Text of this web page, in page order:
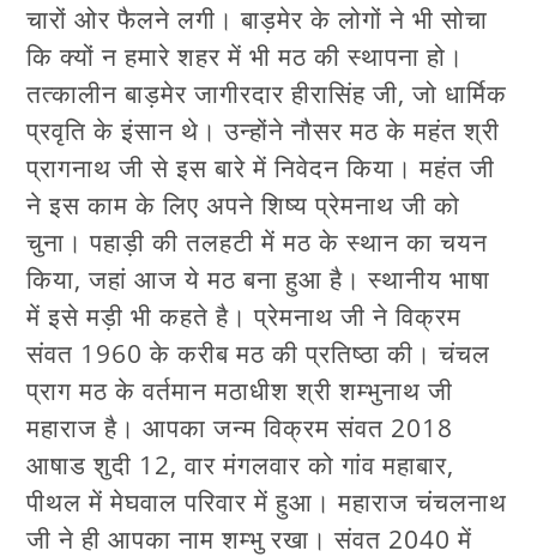
चारों ओर फैलने लगी। बाड़मेर के लोगों ने भी सोचा
कि क्यों न हमारे शहर में भी मठ की स्थापना हो।
तत्कालीन बाड़मेर जागीरदार हीरासिंह जी, जो धार्मिक
प्रवृति के इंसान थे। उन्होंने नौसर मठ के महंत श्री
प्रागनाथ जी से इस बारे में निवेदन किया। महंत जी
ने इस काम के लिए अपने शिष्य प्रेमनाथ जी को
चुना। पहाड़ी की तलहटी में मठ के स्थान का चयन
किया, जहां आज ये मठ बना हुआ है। स्थानीय भाषा
में इसे मड़ी भी कहते है। प्रेमनाथ जी ने विक्रम
संवत 1960 के करीब मठ की प्रतिष्ठा की। चंचल
प्राग मठ के वर्तमान मठाधीश श्री शम्भुनाथ जी
महाराज है। आपका जन्म विक्रम संवत 2018
आषाड शुदी 12, वार मंगलवार को गांव महाबार,
पीथल में मेघवाल परिवार में हुआ। महाराज चंचलनाथ
जी ने ही आपका नाम शम्भु रखा। संवत 2040 में